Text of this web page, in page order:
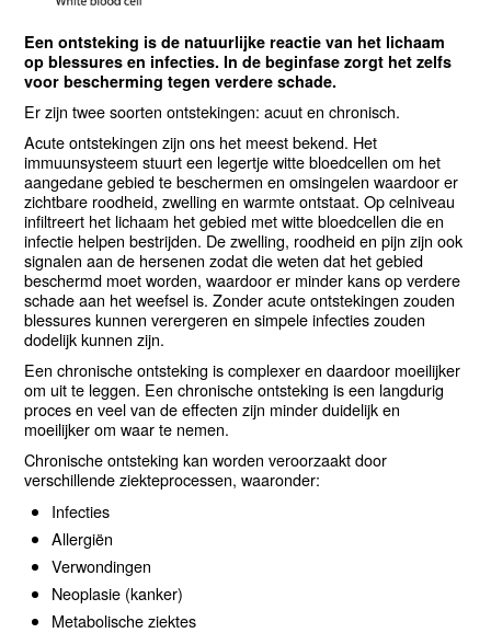
Een ontsteking is de natuurlijke reactie van het lichaam
op blessures en infecties. In de beginfase zorgt het zelfs
voor bescherming tegen verdere schade.
Er zijn twee soorten ontstekingen: acuut en chronisch.
Acute ontstekingen zijn ons het meest bekend. Het
immuunsysteem stuurt een legertje witte bloedcellen om het
aangedane gebied te beschermen en omsingelen waardoor er
zichtbare roodheid, zwelling en warmte ontstaat. Op celniveau
infiltreert het lichaam het gebied met witte bloedcellen die en
infectie helpen bestrijden. De zwelling, roodheid en pijn zijn ook
signalen aan de hersenen zodat die weten dat het gebied
beschermd moet worden, waardoor er minder kans op verdere
schade aan het weefsel is. Zonder acute ontstekingen zouden
blessures kunnen verergeren en simpele infecties zouden
dodelijk kunnen zijn.
Een chronische ontsteking is complexer en daardoor moeilijker
om uit te leggen. Een chronische ontsteking is een langdurig
proces en veel van de effecten zijn minder duidelijk en
moeilijker om waar te nemen.
Chronische ontsteking kan worden veroorzaakt door
verschillende ziekteprocessen, waaronder:
Infecties
Allergiën
Verwondingen
Neoplasie (kanker)
Metabolische ziektes